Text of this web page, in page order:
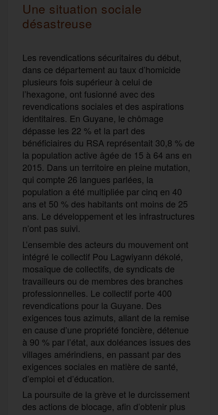
Une situation sociale
désastreuse
Les revendications sécuritaires du début,
dans ce département au taux d’homicide
plusieurs fois supérieur à celui de
l’hexagone, ont fusionné avec des
revendications sociales et des aspirations
identitaires. En Guyane, le chômage
dépasse les 22 % et la part des
bénéficiaires du RSA représentait 30,8 % de
la population active âgée de 15 à 64 ans en
2015. Dans un territoire en pleine mutation,
qui compte 26 langues parlées, la
population a été multipliée par cinq en 40
ans et 50 % des habitants ont moins de 25
ans. Le développement et les infrastructures
n’ont pas suivi.
L’ensemble des acteurs du mouvement ont
intégré le collectif Pou Lagwiyann dékolé,
mosaïque de collectifs, de syndicats de
travailleurs ou de membres des branches
professionnelles. Le collectif porte 400
revendications pour la Guyane. Des
exigences tous azimuts, allant de la remise
en cause d’une propriété foncière, détenue
à 90 % par l’état, aux doléances issues des
villages amérindiens, en passant par des
exigences sociales en matière de santé,
d’emploi et d’éducation.
La poursuite de la grève et le durcissement
des actions de blocage, afin d’obtenir plus